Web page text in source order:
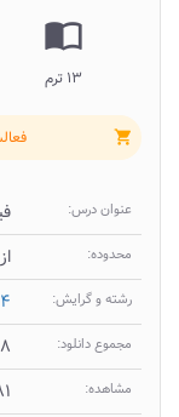
import_contacts
۱۳ ترم
shopping_cart
عنوان درس:
محدوده: از ۹۴-۹۳ تا ۱۴۰۲-۱۴۰۱
رشته و گرایش: ۴ مورد
مجموع دانلود:
مشاهده: